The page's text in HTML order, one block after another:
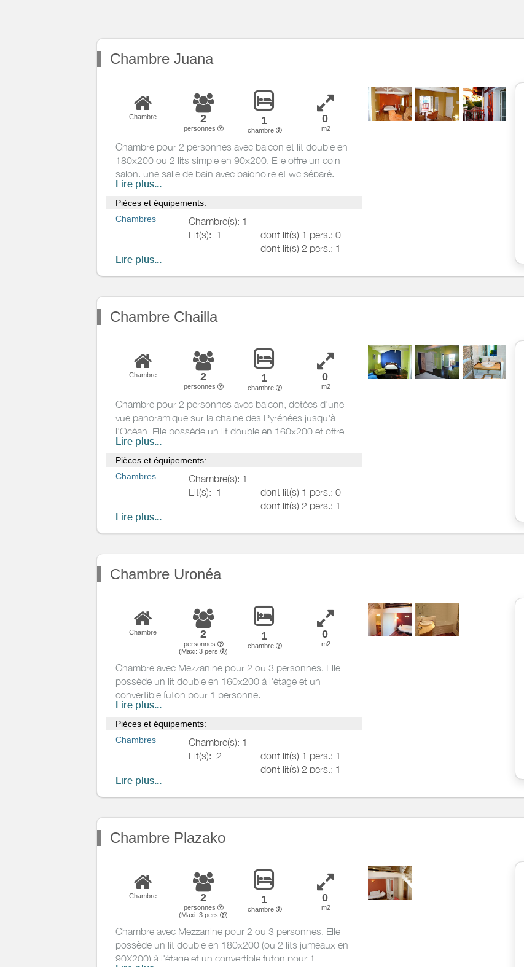
Chambre Juana
Chambre 2
personnes
1
chambre
0
m2
Chambre pour 2 personnes avec balcon et lit double en
180x200 ou 2 lits simple en 90x200. Elle offre un coin
salon, une salle de bain avec baignoire et wc séparé.
Lire plus...
Pièces et équipements:
Chambres
Chambre(s): 1
Lit(s): 1
dont lit(s) 1 pers.: 0
dont lit(s) 2 pers.: 1
bains/Salle
WC WC privés
Autres pièces
Autres
équipements
Chauffage /
AC
Exterieur
Divers
Lire plus...
Chambre Chailla
Chambre 2
personnes
1
chambre
0
m2
Chambre pour 2 personnes avec balcon, dotées d'une
vue panoramique sur la chaine des Pyrénées jusqu'à
l'Océan. Elle possède un lit double en 160x200 et offre
un coin salon, une salle de bain avec baignoire, un wc
séparé. Elle est équipé d'un téléviseur et d'une
connexion internet Wifi.
Lire plus...
Pièces et équipements:
Chambres
Chambre(s): 1
Lit(s): 1
dont lit(s) 1 pers.: 0
dont lit(s) 2 pers.: 1
bains/Salle
WC WC privés
Autres pièces
Autres
équipements
Chauffage /
AC
Exterieur
Divers
Lire plus...
Chambre Uronéa
Chambre 2
personnes
(Maxi:3 pers. )
1
chambre
0
m2
Chambre avec Mezzanine pour 2 ou 3 personnes. Elle
possède un lit double en 160x200 à l'étage et un
convertible futon pour 1 personne.
Elle offre un coin salon avec balcon doté d'une vue
panoramique sur la chaine des Pyrénées jusqu'à la
Côte, une salle de bain avec baignoire, un wc séparé. Ell
eest équipé d'un téléviseur.
Lire plus...
Pièces et équipements:
Chambres
Chambre(s): 1
Lit(s): 2
dont lit(s) 1 pers.: 1
dont lit(s) 2 pers.: 1
bains/Salle
WC WC privés
Autres pièces
Autres
équipements
Chauffage /
AC
Lire plus...
Chambre Plazako
Chambre 2
personnes
(Maxi:3 pers. )
1
chambre
0
m2
Chambre avec Mezzanine pour 2 ou 3 personnes. Elle
possède un lit double en 180x200 (ou 2 lits jumeaux en
90X200) à l'étage et un convertible futon pour 1